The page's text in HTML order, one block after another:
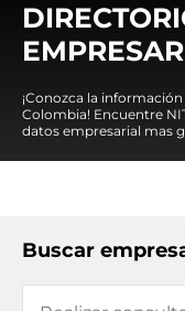
¡Conozca la
Colombia! Encuentre
datos empresarial mas
Buscar